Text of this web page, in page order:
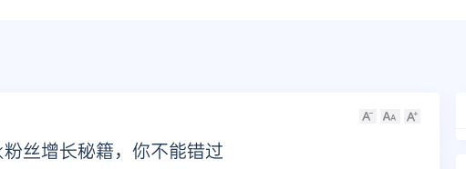
丝增长秘籍，你不能错过